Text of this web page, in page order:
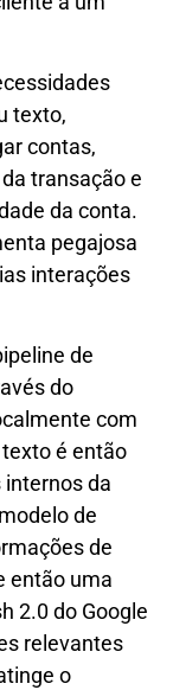
texto,
contas,
transação e
da conta.
pegajosa
interações
de
do
com
é então
internos da
de
de
então uma
2.0 do Google
relevantes
o